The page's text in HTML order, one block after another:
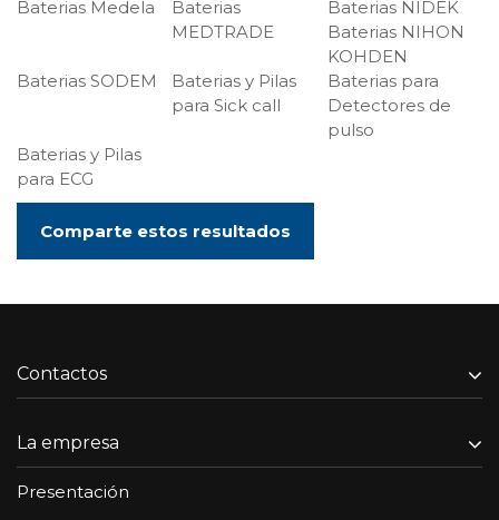
Baterias Medela
Baterias
MEDTRADE
Baterias NIDEK
Baterias NIHON
KOHDEN
Baterias SODEM
Baterias y Pilas
para Sick call
Baterias para
Detectores de
pulso
Baterias y Pilas
para ECG
Comparte estos resultados
Contactos
La empresa
Presentación